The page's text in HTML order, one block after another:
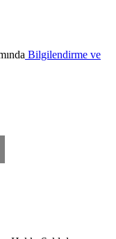
Bilgilendirme ve